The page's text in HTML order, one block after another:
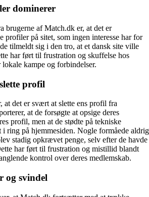
dominerer
brugerne af Match.dk er, at det er
profiler på sitet, som ingen interesse har for
tilmeldt sig i den tro, at et dansk site ville
har ført til frustration og skuffelse hos
lokale kampe og forbindelser.
profil
at det er svært at slette ens profil fra
at de forsøgte at opsige deres
profil, men at de stødte på tekniske
ring på hjemmesiden. Nogle formåede aldrig
stadig opkrævet penge, selv efter de havde
har ført til frustration og mistillid blandt
kontrol over deres medlemskab.
og svindel